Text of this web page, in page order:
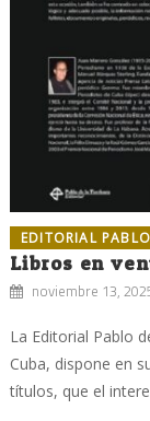
EDITORIAL PABLO
Libros en
noviembre 13,
La Editorial Pablo
Cuba, dispone en
títulos, que el